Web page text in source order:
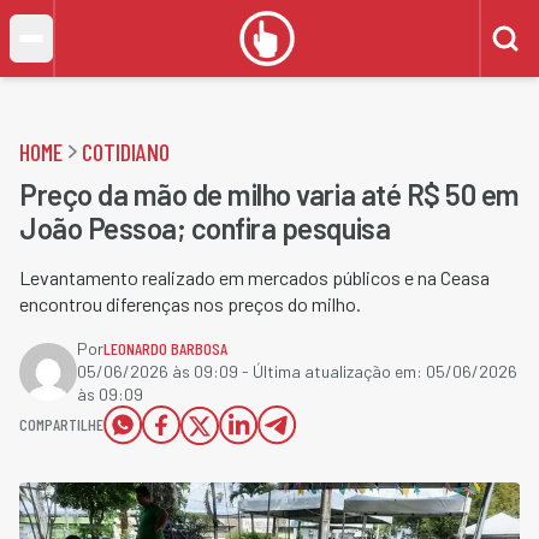
HOME COTIDIANO
Preço da mão de milho varia até R$ 50 em
João Pessoa; confira pesquisa
Levantamento realizado em mercados públicos e na Ceasa
encontrou diferenças nos preços do milho.
PorLEONARDO BARBOSA
05/06/2026 às 09:09 - Última atualização em: 05/06/2026
às 09:09
COMPARTILHE